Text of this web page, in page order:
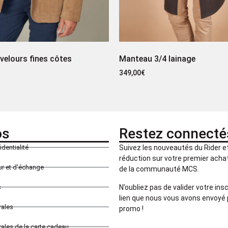
fines côtes Manteau 3/4 lainage
349,00€
et d'échange
Restez
Suivez les nouveautés du Rider
réduction sur votre premier
de la communauté MCS.
N’oubliez pas de valider votre
lien que nous vous avons
promo !